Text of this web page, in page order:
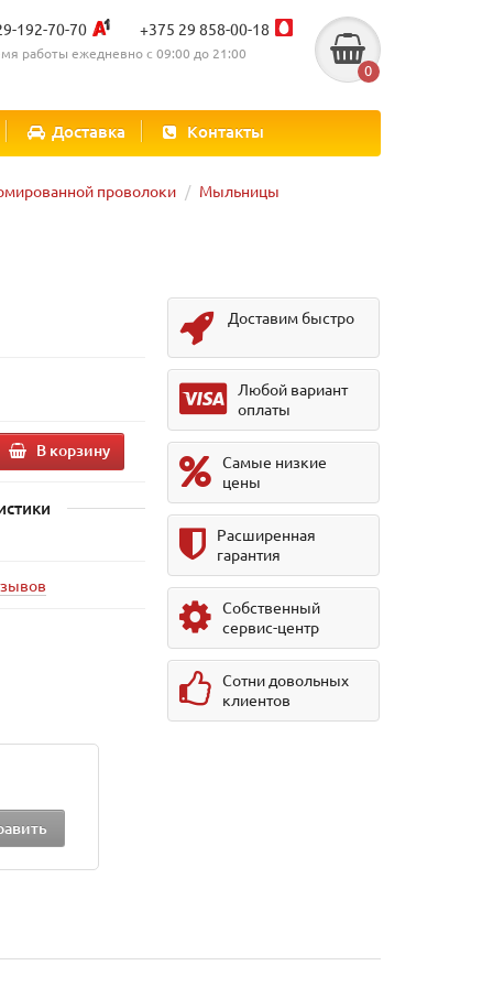
192-70-70 +375 29 858-00-18
работы ежедневно с 09:00 до 21:00
0
Доставка Контакты
проволоки Мыльницы
В корзину
Доставим быстро
Любой вариант
оплаты
Самые низкие
цены
Расширенная
гарантия
Собственный
сервис-центр
Сотни довольных
клиентов